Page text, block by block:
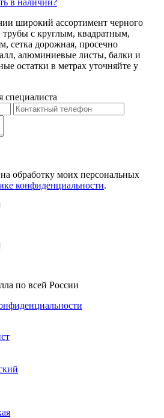
широкий ассортимент черного
трубы с круглым, квадратным,
сетка дорожная, просечно
алюминиевые листы, балки и
остатки в метрах уточняйте у
специалиста
обработку моих персональных
конфиденциальности.
по всей России